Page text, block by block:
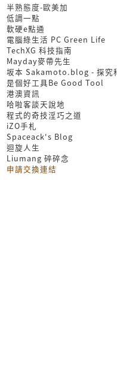
半熟態度-歐美加
低調一點
軟硬e點通
電腦綠生活 PC Green Life
TechXG 科技指南
Mayday麥帶先生
坂本 Sakamoto.blog - 探究
是個好工具Be Good Tool
港澳資訊
哈啦客談天說地
程式的奇技淫巧之道
iZO手札
Spaceack's Blog
迴旋人生
Liumang 碎碎念
申請交換連結